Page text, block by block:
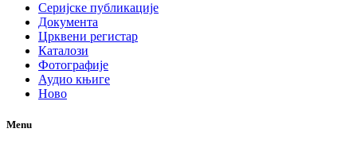
Серијске публикације
Документа
Црквени регистар
Каталози
Фотографије
Аудио књиге
Ново
Menu